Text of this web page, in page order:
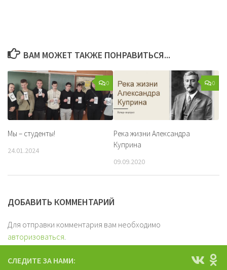
ВАМ МОЖЕТ ТАКЖЕ ПОНРАВИТЬСЯ...
0
Мы – студенты!
24.01.2024
0
Река жизни Александра
Куприна
09.09.2020
ДОБАВИТЬ КОММЕНТАРИЙ
Для отправки комментария вам необходимо
авторизоваться.
СЛЕДИТЕ ЗА НАМИ: